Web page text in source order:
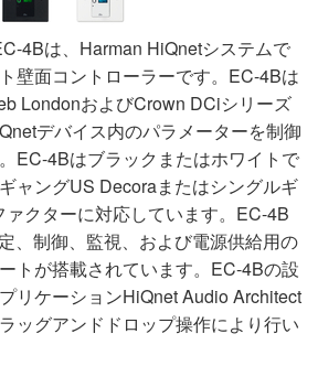
4Bは、Harman HiQnetシステムで
壁面コントローラーです。EC-4Bは
LondonおよびCrown DCiシリーズ
デバイス内のパラメーターを制御
EC-4Bはブラックまたはホワイトで
ャングUS Decoraまたはシングルギ
クターに対応しています。EC-4B
、制御、監視、および電源供給用の
トが搭載されています。EC-4Bの設
リケーションHiQnet Audio Architect
ッグアンドドロップ操作により行い